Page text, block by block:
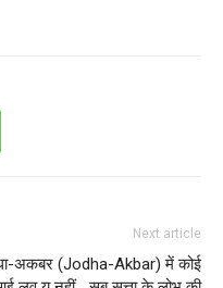
Next article
अकबर (Jodha-Akbar) में कोई